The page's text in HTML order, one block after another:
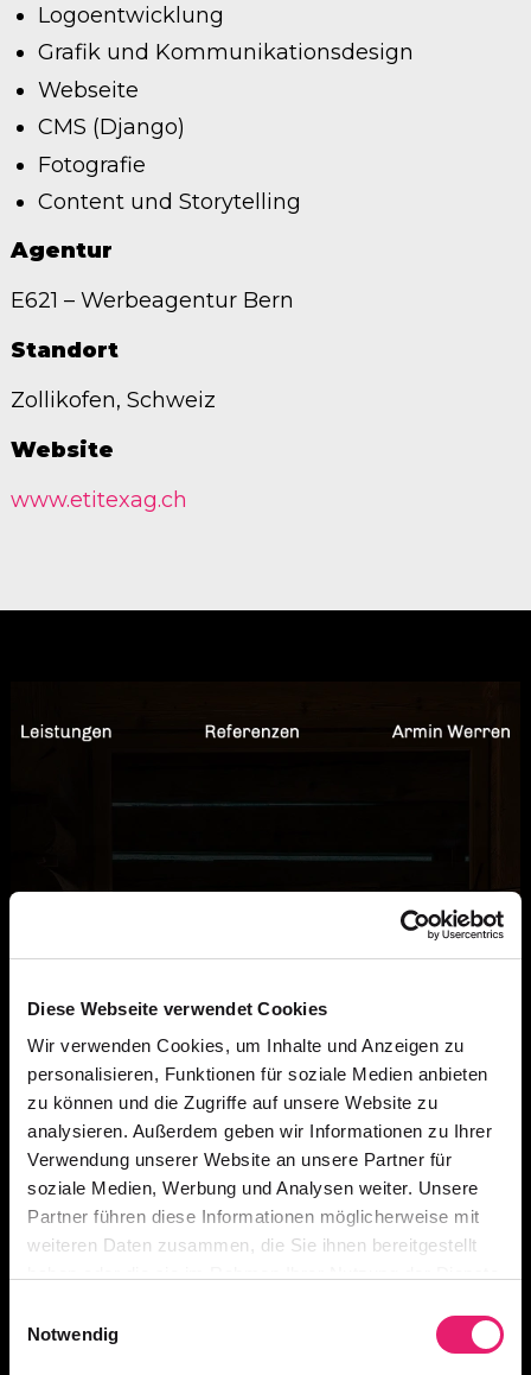
Diese Webseite verwendet Cookies
Wir verwenden Cookies, um Inhalte und Anzeigen zu
personalisieren, Funktionen für soziale Medien anbieten
zu können und die Zugriffe auf unsere Website zu
analysieren. Außerdem geben wir Informationen zu Ihrer
Verwendung unserer Website an unsere Partner für
soziale Medien, Werbung und Analysen weiter. Unsere
Partner führen diese Informationen möglicherweise mit
weiteren Daten zusammen, die Sie ihnen bereitgestellt
Notwendig
Logoentwicklung
Grafik und Kommunikationsdesign
Webseite
CMS (Django)
Fotografie
Content und Storytelling
Agentur
E621 – Werbeagentur Bern
Standort
Zollikofen, Schweiz
Website
www.etitexag.ch